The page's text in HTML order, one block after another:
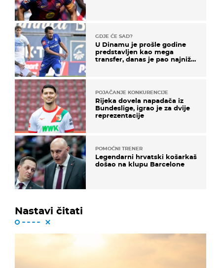
GDJE ĆE SAD?
U Dinamu je prošle godine
predstavljen kao mega
transfer, danas je pao najniže
POJAČANJE KONKURENCIJE
Rijeka dovela napadača iz
Bundeslige, igrao je za dvije
reprezentacije
POMOĆNI TRENER
Legendarni hrvatski košarkaš
došao na klupu Barcelone
Nastavi čitati